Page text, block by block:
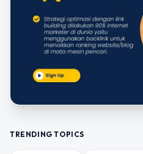
TRENDING TOPICS